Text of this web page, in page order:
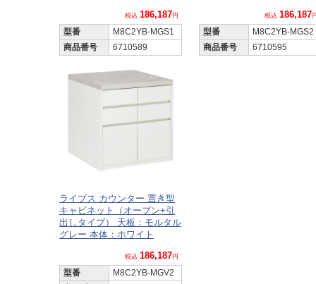
税込 186,187円
型番
M8C2YB-MGS1
商品番号
6710589
税込 186,187
型番
M8C2YB-MGS2
商品番号
6710595
ライブス カウンター 置き型
キャビネット（オープン+引
出しタイプ） 天板：モルタル
グレー 本体：ホワイト
税込 186,187円
型番
M8C2YB-MGV2